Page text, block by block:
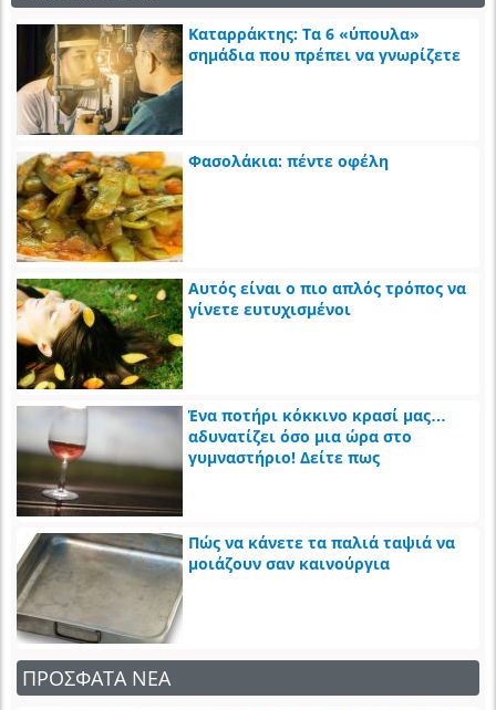
Καταρράκτης: Τα 6 «ύπουλα»
σημάδια που πρέπει να γνωρίζετε
Φασολάκια: πέντε οφέλη
Αυτός είναι ο πιο απλός τρόπος να
γίνετε ευτυχισμένοι
Ένα ποτήρι κόκκινο κρασί μας…
αδυνατίζει όσο μια ώρα στο
γυμναστήριο! Δείτε πως
Πώς να κάνετε τα παλιά ταψιά να
μοιάζουν σαν καινούργια
ΠΡΟΣΦΑΤΑ ΝΕΑ